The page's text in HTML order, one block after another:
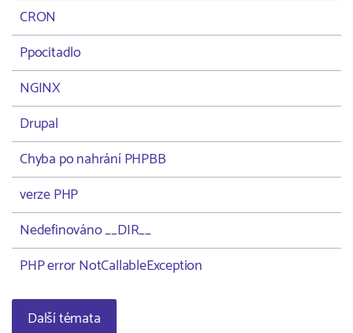
CRON
Ppocitadlo
NGINX
Drupal
Chyba po nahrání PHPBB
verze PHP
Nedefinováno __DIR__
PHP error NotCallableException
Další témata